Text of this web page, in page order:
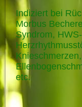
Indiziert bei
Morbus
Syndrom,
etc.